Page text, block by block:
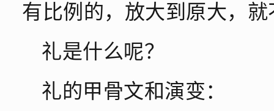
有比例的，放大到原大，
礼是什么呢？
礼的甲骨文和演变：